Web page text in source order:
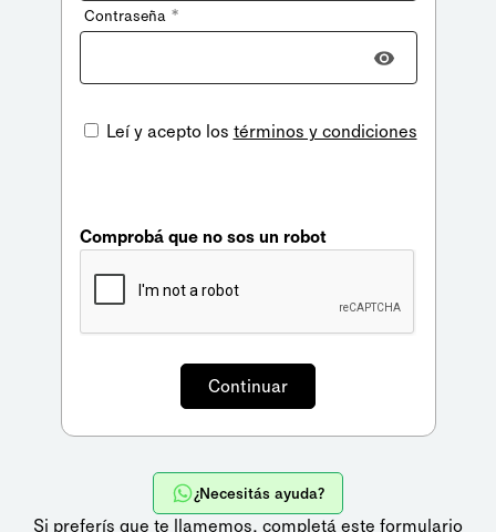
Contraseña *
Leí y acepto los términos y condiciones
Comprobá que no sos un robot
¿Necesitás ayuda?
Si preferís que te llamemos, completá este formulario